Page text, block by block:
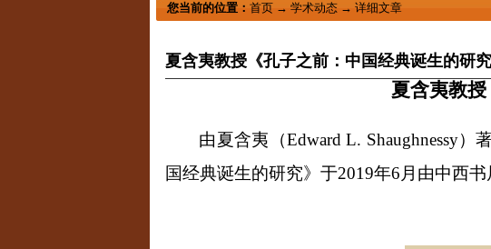
您当前的位置： 首页 → 学术动态 → 详细文章
夏含夷教授《孔子之前：中国经典诞生的研
夏含夷教授
由夏含夷（Edward L. Shaughnessy）
国经典诞生的研究》于2019年6 月由中西